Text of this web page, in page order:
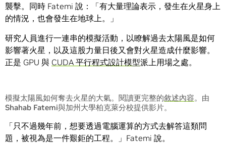
襲擊。同時 Fatemi 說：「有大量理論表示，發生在火星身上
的情況，也會發生在地球上。」
研究人員進行一連串的模擬活動，以瞭解過去太陽風是如何
影響著火星，以及這股力量日後又會對火星造成什麼影響。
正是 GPU 與 CUDA 平行程式設計模型派上用場之處。
模擬太陽風如何奪去火星的大氣。閱讀更完整的敘述內容。由
Shahab Fatemi與加州大學柏克萊分校提供影片。
「只不過幾年前，想要透過電腦運算的方式去解答這類問
題，被視為是一件艱鉅的工程。」Fatemi 說。